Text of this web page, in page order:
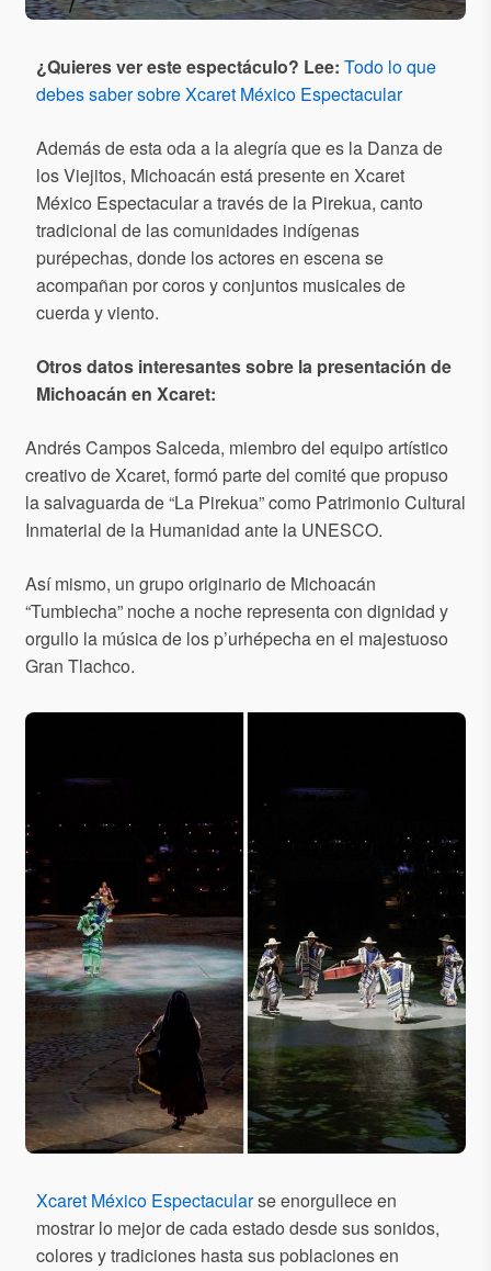
¿Quieres ver este espectáculo? Lee: Todo lo que
debes saber sobre Xcaret México Espectacular
Además de esta oda a la alegría que es la Danza de
los Viejitos​, Michoacán está presente en Xcaret
México Espectacular a través de la Pirekua, canto
tradicional de las comunidades indígenas
purépechas, donde los actores en escena se
acompañan por coros y conjuntos musicales de
cuerda y viento.
Otros datos interesantes sobre la presentación de
Michoacán en Xcaret:
Andrés Campos Salceda, miembro del equipo artístico
creativo de Xcaret, formó parte del comité que propuso
la salvaguarda de “La Pirekua” como Patrimonio Cultural
Inmaterial de la Humanidad ante la UNESCO.
Así mismo, un grupo originario de Michoacán
“Tumbiecha” noche a noche representa con dignidad y
orgullo la música de los p’urhépecha en el majestuoso
Gran Tlachco.
Xcaret México Espectacularse enorgullece en
mostrar lo mejor de cada estado desde sus sonidos,
colores y tradiciones hasta sus poblaciones en